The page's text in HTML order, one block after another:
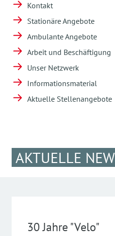
Kontakt
Stationäre Angebote
Ambulante Angebote
Arbeit und Beschäftigung
Unser Netzwerk
Informationsmaterial
Aktuelle Stellenangebote
AKTUELLE
30 Jahre "Velo"